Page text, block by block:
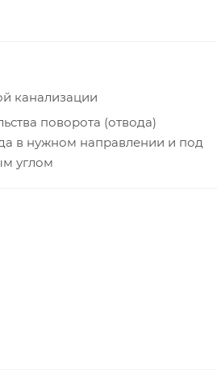
канализации
поворота (отвода)
в нужном направлении и под
углом